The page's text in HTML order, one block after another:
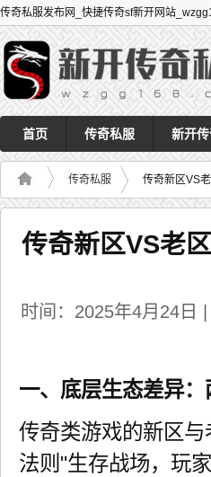
传奇私服发布网_快捷传奇sf新开网站
首页 传奇私服 新开
传奇私服 传奇新区VS
传奇新区VS老
时间：2025年4月24日
一、底层生态差异
传奇类游戏的新区
法则"生存战场，玩